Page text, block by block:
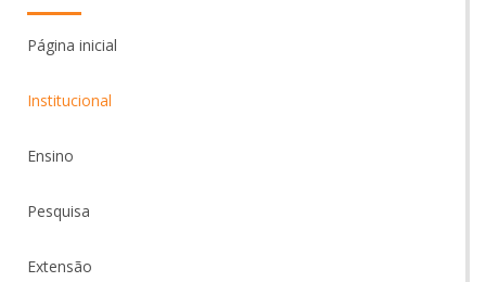
Página inicial
Institucional
Ensino
Pesquisa
Extensão